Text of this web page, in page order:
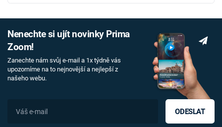
Nenechte si ujít novinky Prima
Zoom!
Zanechte nám svůj e-mail a 1x týdně vás
upozorníme na to nejnovější a nejlepší z
našeho webu.
ODESLAT